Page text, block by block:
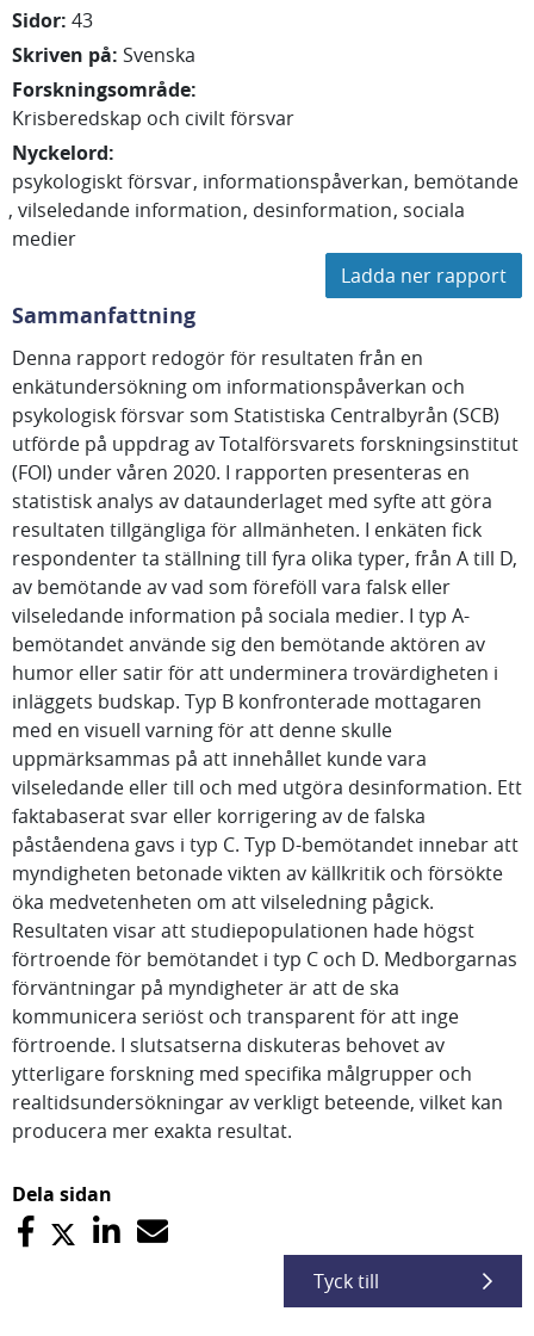
Sidor: 43
Skriven på: Svenska
Forskningsområde:
Krisberedskap och civilt försvar
Nyckelord:
psykologiskt försvar informationspåverkan bemötande
vilseledande information desinformation sociala
medier
Ladda ner rapport
Sammanfattning
Denna rapport redogör för resultaten från en
enkätundersökning om informationspåverkan och
psykologisk försvar som Statistiska Centralbyrån (SCB)
utförde på uppdrag av Totalförsvarets forskningsinstitut
(FOI) under våren 2020. I rapporten presenteras en
statistisk analys av dataunderlaget med syfte att göra
resultaten tillgängliga för allmänheten. I enkäten fick
respondenter ta ställning till fyra olika typer, från A till D,
av bemötande av vad som föreföll vara falsk eller
vilseledande information på sociala medier. I typ A-
bemötandet använde sig den bemötande aktören av
humor eller satir för att underminera trovärdigheten i
inläggets budskap. Typ B konfronterade mottagaren
med en visuell varning för att denne skulle
uppmärksammas på att innehållet kunde vara
vilseledande eller till och med utgöra desinformation. Ett
faktabaserat svar eller korrigering av de falska
påståendena gavs i typ C. Typ D-bemötandet innebar att
myndigheten betonade vikten av källkritik och försökte
öka medvetenheten om att vilseledning pågick.
Resultaten visar att studiepopulationen hade högst
förtroende för bemötandet i typ C och D. Medborgarnas
förväntningar på myndigheter är att de ska
kommunicera seriöst och transparent för att inge
förtroende. I slutsatserna diskuteras behovet av
ytterligare forskning med specifika målgrupper och
realtidsundersökningar av verkligt beteende, vilket kan
producera mer exakta resultat.
Dela sidan
Tyck till